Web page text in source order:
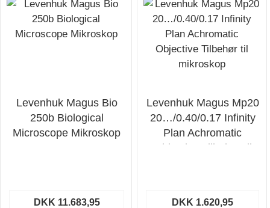
Levenhuk Magus Bio
250b Biological
Microscope Mikroskop
DKK 11.683,95
Levenhuk Magus Mp20
20…/0.40/0.17 Infinity
Plan Achromatic
Objective Tilbehør til
DKK 1.620,95